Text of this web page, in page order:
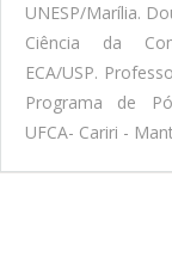
UNESP/Marília.
Ciência da
ECA/USP.
Programa de
UFCA- Cariri -